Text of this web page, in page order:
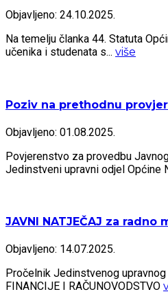
Objavljeno: 24.10.2025.
Na temelju članka 44. Statuta
učenika i studenata s... više
Poziv na prethodnu
Objavljeno: 01.08.2025.
Povjerenstvo za provedbu
Jedinstveni upravni odjel Općine
JAVNI NATJEČAJ za radno
Objavljeno: 14.07.2025.
Pročelnik Jedinstvenog
FINANCIJE I RAČUNOVODSTVO